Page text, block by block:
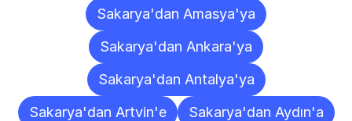
Sakarya'dan Amasya'ya
Sakarya'dan Ankara'ya
Sakarya'dan Antalya'ya
Sakarya'dan Artvin'e
Sakarya'dan Aydın'a